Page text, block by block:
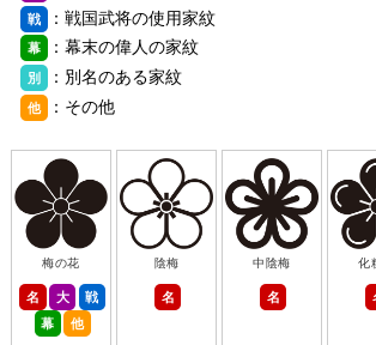
戦 ：戦国武将の使用家紋
幕 ：幕末の偉人の家紋
別 ：別名のある家紋
他 ：その他
梅の花
名 大
戦
幕
他
陰梅
名
中陰梅
名
化